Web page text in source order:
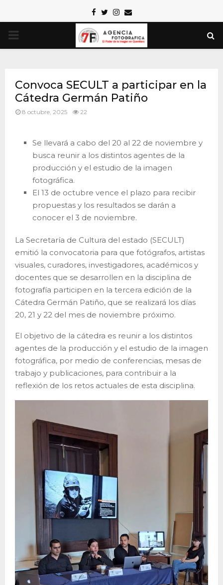
Facebook
TwitterInstagram
Email
PRIMARY
Convoca SECULT a participar en la
Cátedra Germán Patiño
8 octubre, 2025 22
Se llevará a cabo del 20 al 22 de noviembre y
busca reunir a los distintos agentes de la
producción y el estudio de la imagen
fotográfica.
El 13 de octubre vence el plazo para recibir
propuestas y los resultados se darán a
conocer el 3 de noviembre.
La Secretaría de Cultura del estado (SECULT)
emitió la convocatoria para que fotógrafos, artistas
visuales, curadores, investigadores, académicos y
docentes que se desarrollen en la disciplina de
fotografía participen en la tercera edición de la
Cátedra Germán Patiño, que se realizará los días
20, 21 y 22 del mes de noviembre próximo.
El objetivo de la cátedra es reunir a los distintos
agentes de la producción y el estudio de la imagen
fotográfica, por medio de conferencias, mesas de
trabajo y publicaciones, para contribuir a la
reflexión de los retos actuales de esta disciplina.